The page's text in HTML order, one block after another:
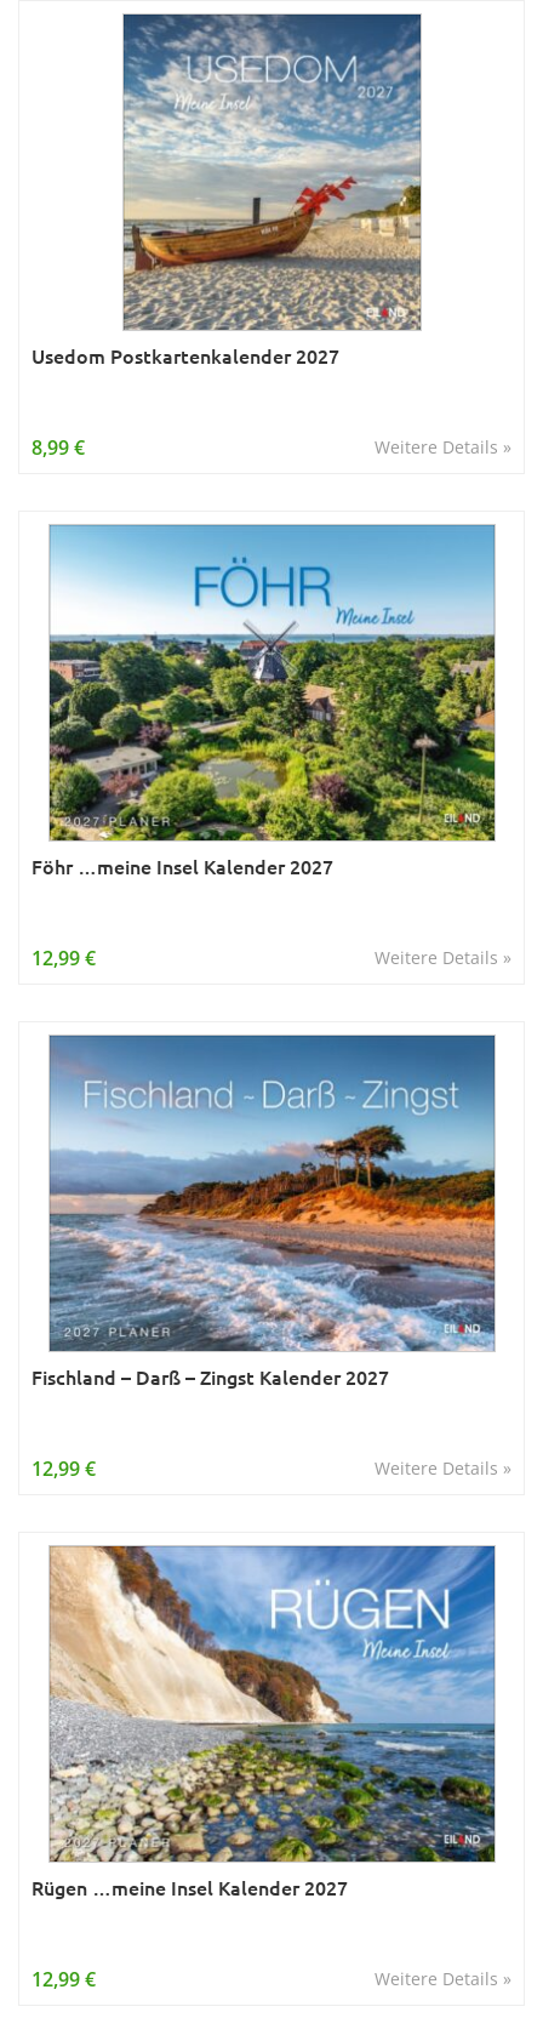
Usedom Postkartenkalender 2027
Weitere Details »
8,99 €
Föhr …meine Insel Kalender 2027
Weitere Details »
12,99 €
Fischland – Darß – Zingst Kalender 2027
Weitere Details »
12,99 €
Rügen …meine Insel Kalender 2027
Weitere Details »
12,99 €